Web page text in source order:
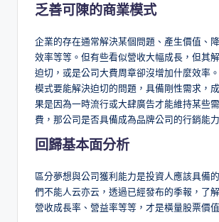
乏善可陳的商業模式
企業的存在通常解決某個問題、產生價值、
效率等等。但有些看似營收大幅成長，但其
迫切，或是公司大費周章卻沒增加什麼效率
模式要能解決迫切的問題，具備剛性需求，
果是因為一時流行或大肆廣告才能維持某些
費，那公司是否具備成為品牌公司的行銷能
回歸基本面分析
區分夢想與公司獲利能力是投資人應該具備
們不能人云亦云，透過已經發布的季報，了
營收成長率、營益率等等，才是橫量股票價